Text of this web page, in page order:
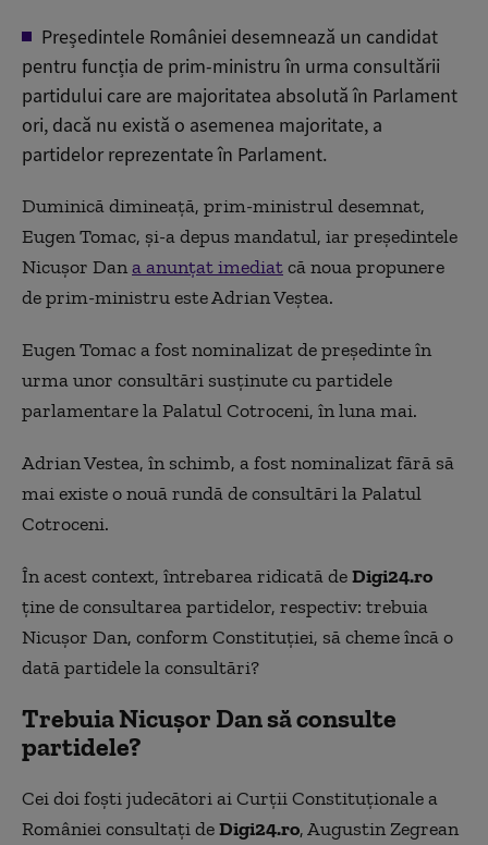
Președintele României desemnează un candidat
pentru funcția de prim-ministru în urma consultării
partidului care are majoritatea absolută în Parlament
ori, dacă nu există o asemenea majoritate, a
partidelor reprezentate în Parlament.
Duminică dimineață, prim-ministrul desemnat,
Eugen Tomac, și-a depus mandatul, iar președintele
Nicușor Dana anunțat imediatcă noua propunere
de prim-ministru este Adrian Veștea.
Eugen Tomac a fost nominalizat de președinte în
urma unor consultări susținute cu partidele
parlamentare la Palatul Cotroceni, în luna mai.
Adrian Vestea, în schimb, a fost nominalizat fără să
mai existe o nouă rundă de consultări la Palatul
Cotroceni.
În acest context, întrebarea ridicată deDigi24.ro
ține de consultarea partidelor, respectiv: trebuia
Nicușor Dan, conform Constituției, să cheme încă o
dată partidele la consultări?
Trebuia Nicușor Dan să consulte
partidele?
Cei doi foști judecători ai Curții Constituționale a
României consultați deDigi24.ro, Augustin Zegrean